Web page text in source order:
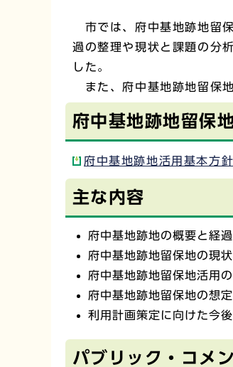
市では、府中基地跡地留
過の整理や現状と課題の分
した。
また、府中基地跡地留保
府中基地跡地留保
府中基地跡地活用基本方
主な内容
府中基地跡地の概要と経過
府中基地跡地留保地の現
府中基地跡地留保地活用
府中基地跡地留保地の想
利用計画策定に向けた今
パブリック・コメ